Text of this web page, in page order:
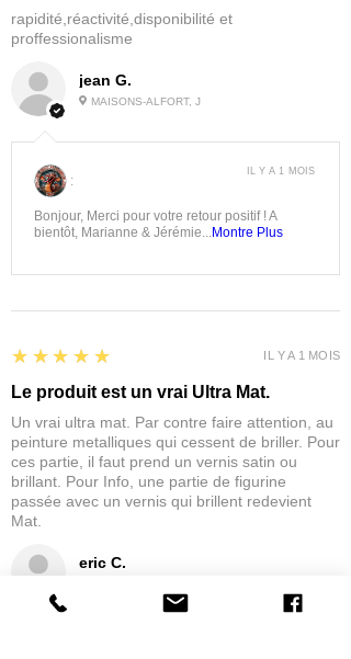
jean G.
MAISONS-ALFORT, J
rapidité,réactivité,disponibilité et
proffessionalisme
:
Bonjour, Merci pour votre retour positif ! A
bientôt, Marianne & Jérémie...Montre Plus
IL Y A 1 MOIS
eric C.
5
★★★★★
Le produit est un vrai Ultra Mat.
Un vrai ultra mat. Par contre faire attention, au
peinture metalliques qui cessent de briller. Pour
ces partie, il faut prend un vernis satin ou
brillant. Pour Info, une partie de figurine
passée avec un vernis qui brillent redevient
Mat.
IL Y A 1 MOIS